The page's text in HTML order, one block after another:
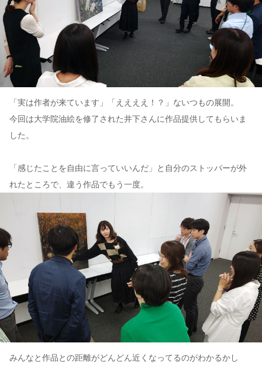
「実は作者が来ています」「ええええ！？」ないつもの展開。
今回は大学院油絵を修了された井下さんに作品提供してもらいま
した。
「感じたことを自由に言っていいんだ」と自分のストッパーが外
れたところで、違う作品でもう一度。
みんなと作品との距離がどんどん近くなってるのがわかるかし